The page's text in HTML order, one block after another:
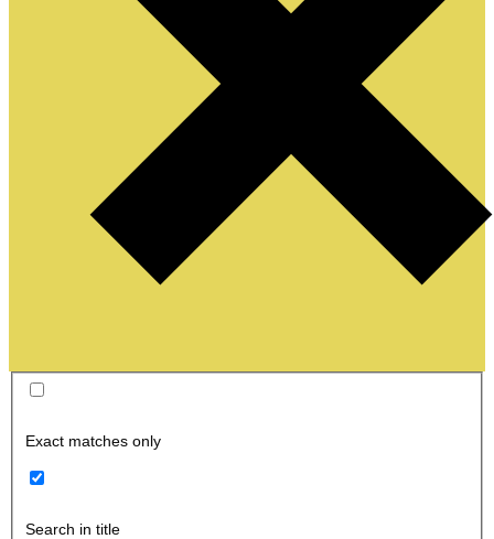
Exact matches only
Search in title